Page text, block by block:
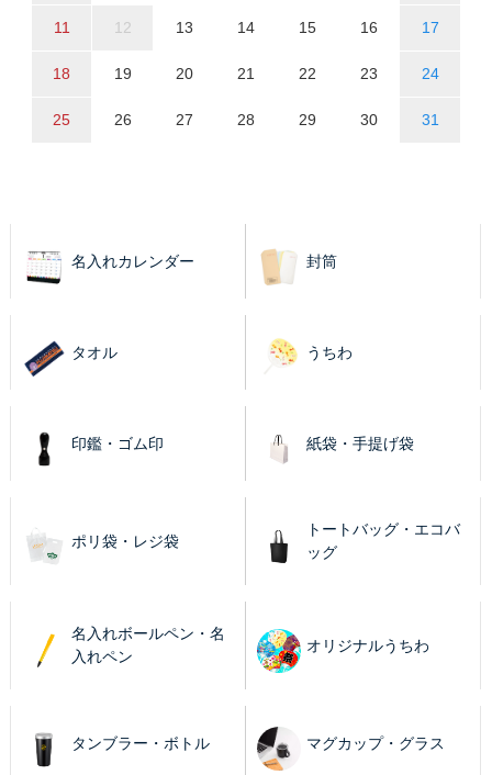
11 12 13 14 15 16 17
18 19 20 21 22 23 24
25 26 27 28 29 30 31
名入れカレンダー 封筒
タオル うちわ
印鑑・ゴム印 紙袋・手提げ袋
ポリ袋・レジ袋
トートバッグ・エコバ
ッグ
名入れボールペン・名
入れペン
オリジナルうちわ
タンブラー・ボトル マグカップ・グラス